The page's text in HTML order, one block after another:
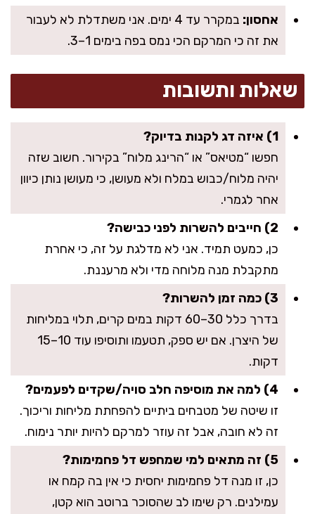
אחסון:
במקרר עד 4 ימים. אני משתדלת לא לעבור
את זה כי המרקם הכי נמס בפה בימים 1–3.
שאלות ותשובות
1) איזה דג לקנות בדיוק?
חפשו “מטיאס” או “הרינג מלוח” בקירור. חשוב שזה
יהיה מלוח/כבוש במלח ולא מעושן, כי מעושן נותן כיוון
אחר לגמרי.
2) חייבים להשרות לפני כבישה?
כן, כמעט תמיד. אני לא מדלגת על זה, כי אחרת
מתקבלת מנה מלוחה מדי ולא מרעננת.
3) כמה זמן להשרות?
בדרך כלל 30–60 דקות במים קרים, תלוי במליחות
של היצרן. אם יש ספק, תטעמו ותוסיפו עוד 10–15
דקות.
4) למה את מוסיפה חלב סויה/שקדים לפעמים?
זו שיטה של מטבחים ביתיים להפחתת מליחות וריכוך.
זה לא חובה, אבל זה עוזר למרקם להיות יותר נימוח.
5) זה מתאים למי שמחפש דל פחמימות?
כן, זו מנה דל פחמימות יחסית כי אין בה קמח או
עמילנים. רק שימו לב שהסוכר ברוטב הוא קטן,